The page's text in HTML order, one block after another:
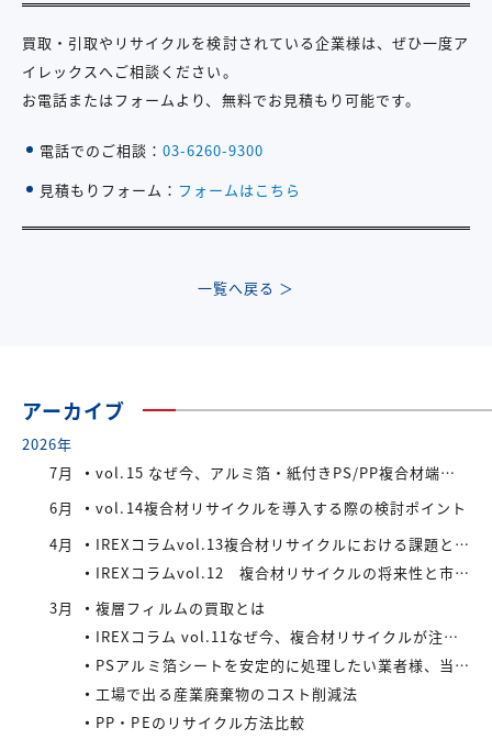
買取・引取やリサイクルを検討されている企業様は、ぜひ一度ア
イレックスへご相談ください。
お電話またはフォームより、無料でお見積もり可能です。
電話でのご相談： 03-6260-9300
見積もりフォーム： フォームはこちら
一覧へ戻る ＞
アーカイブ
2026年
7月
vol.15 なぜ今、アルミ箔・紙付きPS/PP複合材端材が注目されているのか
6月
vol.14複合材リサイクルを導入する際の検討ポイント
4月
IREXコラムvol.13複合材リサイクルにおける課題と今後の展望
IREXコラムvol.12 複合材リサイクルの将来性と市場拡大の可能性
3月
複層フィルムの買取とは
IREXコラム vol.11なぜ今、複合材リサイクルが注目されているのか
PSアルミ箔シートを安定的に処理したい業者様、当社が買い取ります！
工場で出る産業廃棄物のコスト削減法
PP・PEのリサイクル方法比較